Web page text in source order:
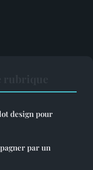
design pour
par un